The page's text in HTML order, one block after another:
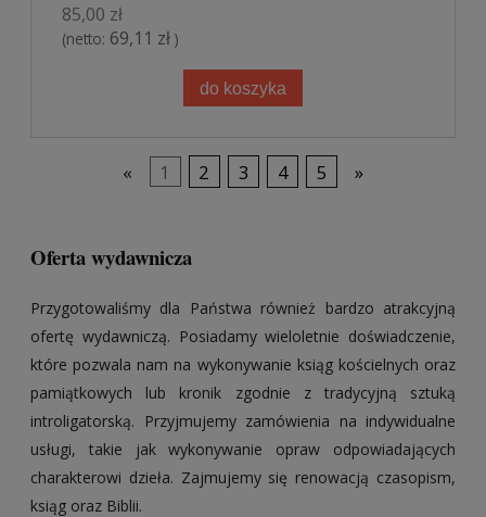
85,00 zł
(netto: 69,11 zł )
do koszyka
« 1 2 3 4 5 »
Oferta wydawnicza
Przygotowaliśmy dla Państwa również bardzo atrakcyjną
ofertę wydawniczą. Posiadamy wieloletnie doświadczenie,
które pozwala nam na wykonywanie ksiąg kościelnych oraz
pamiątkowych lub kronik zgodnie z tradycyjną sztuką
introligatorską. Przyjmujemy zamówienia na indywidualne
usługi, takie jak wykonywanie opraw odpowiadających
charakterowi dzieła. Zajmujemy się renowacją czasopism,
ksiąg oraz Biblii.